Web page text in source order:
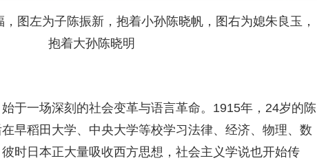
，图左为子陈振新，抱着小孙陈晓帆，图右为媳朱良玉，
抱着大孙陈晓明
于一场深刻的社会变革与语言革命。1915年，24岁的陈
早稻田大学、中央大学等校学习法律、经济、物理、数
时日本正大量吸收西方思想，社会主义学说也开始传